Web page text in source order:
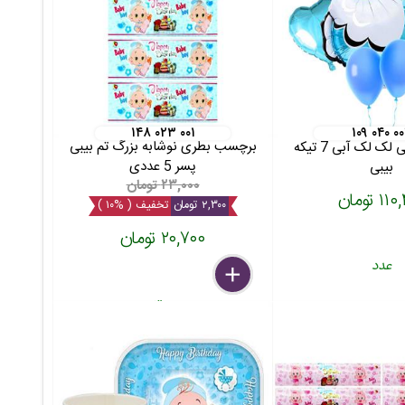
۰۴۰ ۰۰۲
بادکنک فویلی لک لک آبی 7 تیکه
بیبی
تومان
عدد
۱۴۸ ۰۲۳ ۰۰۱
برچسب بطری نوشابه بزرگ تم بیبی
پسر 5 عددی
۲۳,۰۰۰ تومان
۲,۳۰۰ تومان تخفیف ( %۱۰ )
۲۰,۷۰۰ تومان
delete
remove
add
بسته